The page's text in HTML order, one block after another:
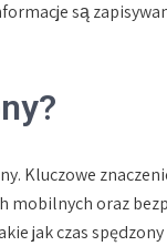
są
Kluczowe
mobilnych oraz
jak czas